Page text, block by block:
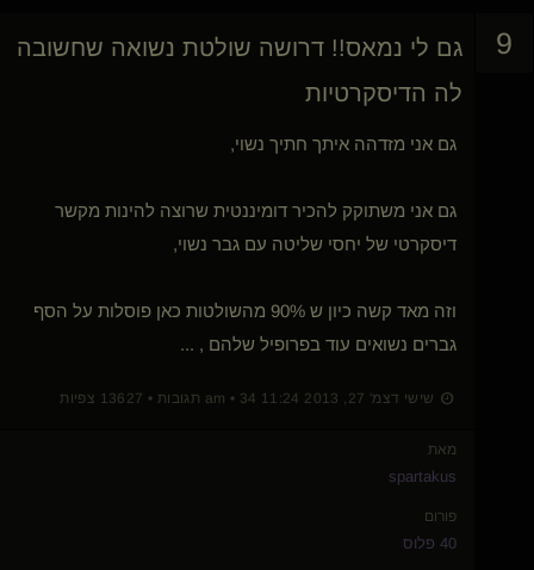
9
גם לי נמאס!! דרושה שולטת נשואה שחשובה
לה הדיסקרטיות
גם אני מזדהה איתך חתיך נשוי,
גם אני משתוקק להכיר דומיננטית שרוצה להינות מקשר
דיסקרטי של יחסי שליטה עם גבר נשוי,
וזה מאד קשה כיון ש 90% מהשולטות כאן פוסלות על הסף
גברים נשואים עוד בפרופיל שלהם , ...
שישי דצמ' 27, 2013 11:24 am • 34 תגובות • 13627 צפיות
מאת
spartakus
פורום
40 פלוס